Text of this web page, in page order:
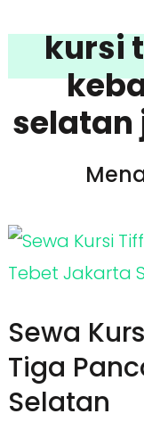
kursi
selatan
Sewa
Tiga
Selatan